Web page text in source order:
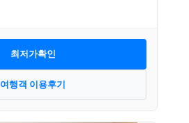
최저가확인
여행객 이용후기